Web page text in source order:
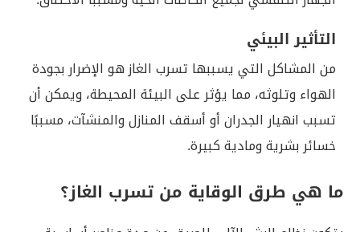
التأثير البيئي
من المشاكل التي يسببها تسرب الغاز هو الإضرار بجودة
الهواء وتلوثه، مما يؤثر على البيئة المحيطة، ويمكن أن
تسبب انهيار الجدران أو أسقف المنازل والمنشآت، مسببًا
خسائر بشرية ومادية كبيرة.
ما هي طرق الوقاية من تسرب الغاز؟